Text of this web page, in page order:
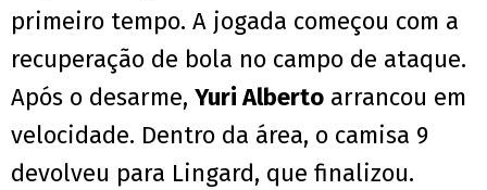
primeiro tempo. A jogada começou com a
recuperação de bola no campo de ataque.
Após o desarme, Yuri Alberto arrancou em
velocidade. Dentro da área, o camisa 9
devolveu para Lingard, que finalizou.